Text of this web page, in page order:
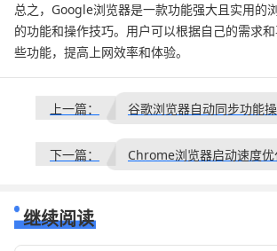
总之，Google浏览器是一款功能强大且实用的
的功能和操作技巧。用户可以根据自己的需求
些功能，提高上网效率和体验。
上一篇：
下一篇：
继续阅读